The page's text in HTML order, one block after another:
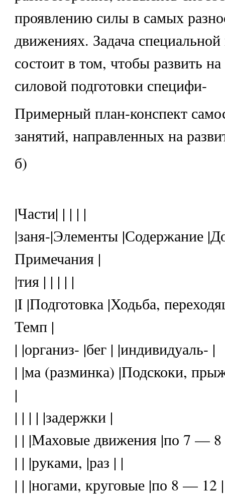
проявлению силы в самых
движениях. Задача специальной
состоит в том, чтобы развить
силовой подготовки специфи-
Примерный план-конспект
занятий, направленных на
б)
|Части| | | | |
|заня-|Элементы |Содержание
Примечания |
|тия | | | | |
|I |Подготовка |Ходьба,
Темп |
| |организ- |бег | |индивидуаль- |
| |ма (разминка) |Подскоки,
|
| | | | |задержки |
| | |Маховые движения |по 7 — 8
| | |руками, |раз | |
| | |ногами, круговые |по 8 — 12